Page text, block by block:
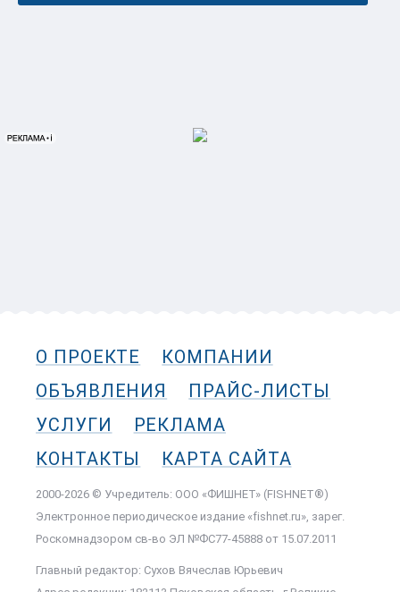
О ПРОЕКТЕ
КОМПАНИИ
ОБЪЯВЛЕНИЯ
ПРАЙС-ЛИСТЫ
УСЛУГИ
РЕКЛАМА
КОНТАКТЫ
КАРТА САЙТА
2000-2026 © Учредитель: ООО «ФИШНЕТ» (FISHNET®)
Электронное периодическое издание «fishnet.ru», зарег.
Роскомнадзором cв-во ЭЛ №ФС77-45888 от 15.07.2011
Главный редактор: Сухов Вячеслав Юрьевич